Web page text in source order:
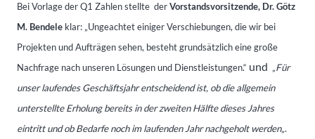
Bei Vorlage der Q1 Zahlen stellte derVorstandsvorsitzende, Dr. Götz
M. Bendele klar: „Ungeachtet einiger Verschiebungen, die wir bei
Projekten und Aufträgen sehen, besteht grundsätzlich eine große
Nachfrage nach unseren Lösungen und Dienstleistungen.“ und „Für
unser laufendes Geschäftsjahr entscheidend ist, ob die allgemein
unterstellte Erholung bereits in der zweiten Hälfte dieses Jahres
eintritt und ob Bedarfe noch im laufenden Jahr nachgeholt werden„.